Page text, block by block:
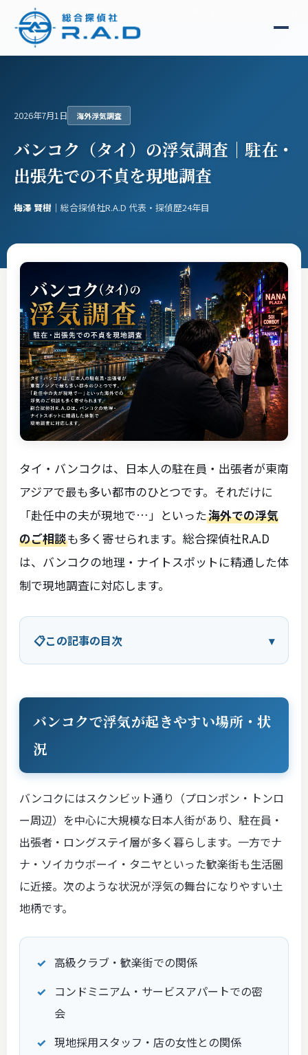
総合探偵社R.A.D 海外浮気調査 バンコク（タイ）の浮気調査｜駐在・出張先での不貞を現地
2026年7月1日 海外浮気調査
バンコク（タイ）の浮気調査｜駐在・
出張先での不貞を現地調査
梅澤 賢樹 ｜総合探偵社R.A.D 代表・探偵歴24年目
タイ・バンコクは、日本人の駐在員・出張者が東南
アジアで最も多い都市のひとつです。それだけに
「赴任中の夫が現地で…」といった海外での浮気
のご相談も多く寄せられます。総合探偵社R.A.D
は、バンコクの地理・ナイトスポットに精通した体
制で現地調査に対応します。
この記事の目次
バンコクで浮気が起きやすい場所・状
況
バンコクにはスクンビット通り（プロンポン・トンロ
ー周辺）を中心に大規模な日本人街があり、駐在員・
出張者・ロングステイ層が多く暮らします。一方でナ
ナ・ソイカウボーイ・タニヤといった歓楽街も生活圏
に近接。次のような状況が浮気の舞台になりやすい土
地柄です。
高級クラブ・歓楽街での関係
コンドミニアム・サービスアパートでの密
会
現地採用スタッフ・店の女性との関係